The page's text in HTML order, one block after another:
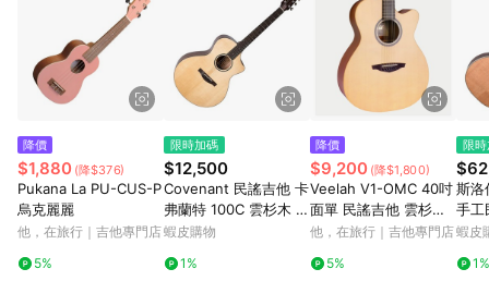
降價
$1,880 (降$376)
Pukana La PU-CUS-P
烏克麗麗
他，在旅行｜吉他專門店
5%
限時加碼
$12,500
Covenant 民謠吉他 卡
弗蘭特 100C 雲杉木 沙
比利木 41吋 面單板 高
石樂器】
蝦皮購物
1%
降價
$9,200 (降$1,800)
Veelah V1-OMC 40吋
面單 民謠吉他 雲杉面
板 桃花心木背側
他，在旅行｜吉他專門店
5%
限
斯洛
手工
et
石樂
蝦皮
1%